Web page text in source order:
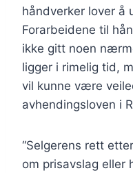
håndverker lover å
Forarbeidene til
ikke gitt noen
ligger i rimelig tid,
vil kunne være
avhendingsloven i
“Selgerens rett
om prisavslag eller